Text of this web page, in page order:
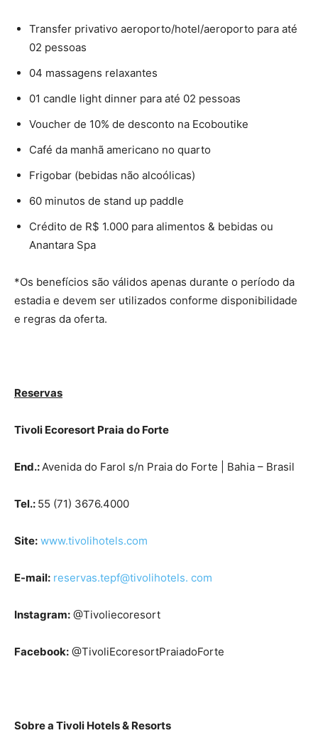
Transfer privativo aeroporto/hotel/aeroporto para até
02 pessoas
04 massagens relaxantes
01 candle light dinner para até 02 pessoas
Voucher de 10% de desconto na Ecoboutike
Café da manhã americano no quarto
Frigobar (bebidas não alcoólicas)
60 minutos de stand up paddle
Crédito de R$ 1.000 para alimentos & bebidas ou
Anantara Spa
*Os benefícios são válidos apenas durante o período da
estadia e devem ser utilizados conforme disponibilidade
e regras da oferta.
Reservas
Tivoli Ecoresort Praia do Forte
End.:Avenida do Farol s/n Praia do Forte | Bahia – Brasil
Tel.: 55 (71) 3676.4000
Site: www.tivolihotels.com
E-mail: reservas.tepf@tivolihotels. com
Instagram: @Tivoliecoresort
Facebook: @TivoliEcoresortPraiadoForte
Sobre a Tivoli Hotels & Resorts